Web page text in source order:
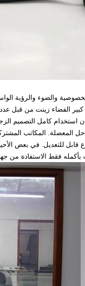
والضوء والرؤية
الفضاء زينت من قبل
كامل التصميم
المعضلة. المكاتب
للتعديل. في بعض
فقط الاستفادة من